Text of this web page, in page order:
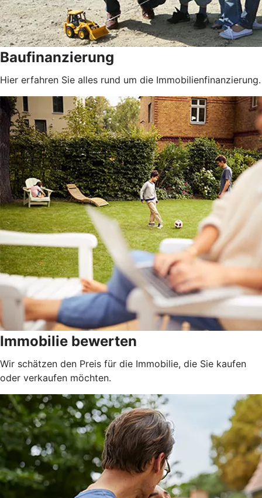
Baufinanzierung
Hier erfahren Sie alles rund um die Immobilienfinanzierung.
Immobilie bewerten
Wir schätzen den Preis für die Immobilie, die Sie kaufen
oder verkaufen möchten.